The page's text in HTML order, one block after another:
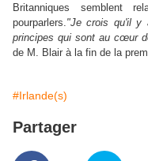
Britanniques semblent
pourparlers."Je crois qu'il y
principes qui sont au cœur
de M. Blair à la fin de la
#Irlande(s)
Partager